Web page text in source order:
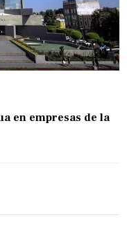
en empresas de la